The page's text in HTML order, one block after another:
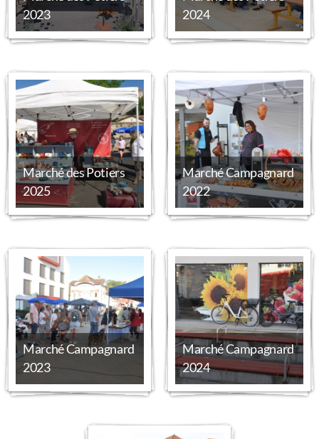
2023
2024
Marché des Potiers
2025
Marché Campagnard
2022
Marché Campagnard
2023
Marché Campagnard
2024